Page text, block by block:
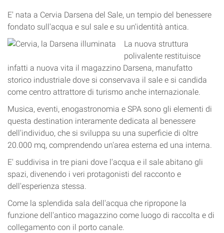
E' nata a Cervia Darsena del Sale, un tempio del benessere
fondato sull'acqua e sul sale e su un'identità antica.
La nuova struttura
polivalente restituisce
infatti a nuova vita il magazzino Darsena, manufatto
storico industriale dove si conservava il sale e si candida
come centro attrattore di turismo anche internazionale.
Musica, eventi, enogastronomia e SPA sono gli elementi di
questa destination interamente dedicata al benessere
dell'individuo, che si sviluppa su una superficie di oltre
20.000 mq, comprendendo un'area esterna ed una interna.
E' suddivisa in tre piani dove l'acqua e il sale abitano gli
spazi, divenendo i veri protagonisti del racconto e
dell'esperienza stessa.
Come la splendida sala dell'acqua che ripropone la
funzione dell'antico magazzino come luogo di raccolta e di
collegamento con il porto canale.